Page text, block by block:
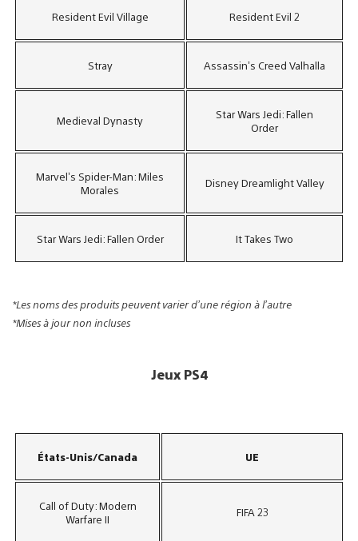
Resident Evil Village Resident Evil 2
Stray Assassin’s Creed Valhalla
Medieval Dynasty
Star Wars Jedi: Fallen
Order
Marvel’s Spider-Man: Miles
Morales
Disney Dreamlight Valley
Star Wars Jedi: Fallen Order It Takes Two
*Les noms des produits peuvent varier d’une région à l’autre
*Mises à jour non incluses
Jeux PS4
États-Unis/Canada UE
Call of Duty: Modern
Warfare II
FIFA 23